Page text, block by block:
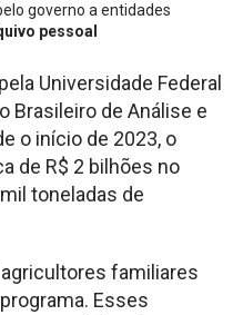
governo a entidades
pessoal
Universidade Federal
Brasileiro de Análise e
o início de 2023, o
de R$ 2 bilhões no
toneladas de
familiares
Esses